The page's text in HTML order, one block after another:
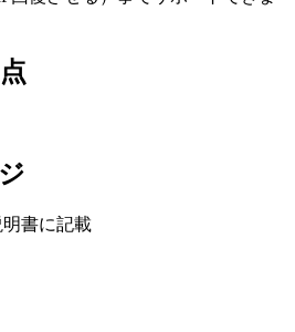
書に記載